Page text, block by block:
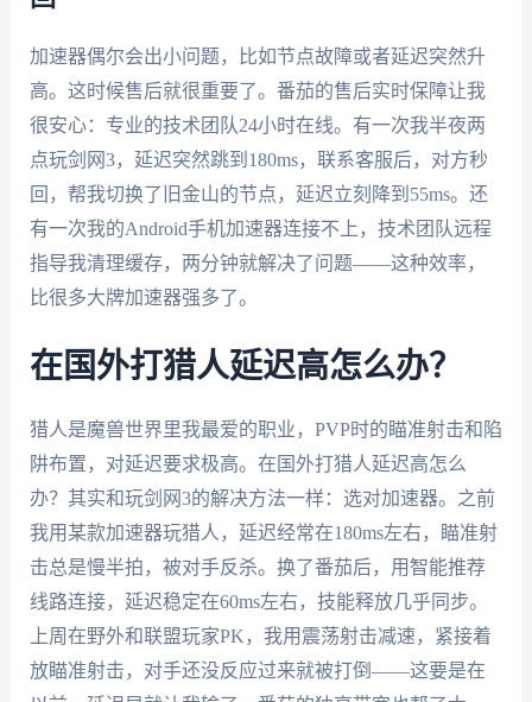
加速器偶尔会出小问题，比如节点故障或者延迟突然升
高。这时候售后就很重要了。番茄的售后实时保障让我
很安心：专业的技术团队24小时在线。有一次我半夜两
点玩剑网3，延迟突然跳到180ms，联系客服后，对方秒
回，帮我切换了旧金山的节点，延迟立刻降到55ms。还
有一次我的Android手机加速器连接不上，技术团队远程
指导我清理缓存，两分钟就解决了问题——这种效率，
比很多大牌加速器强多了。
在国外打猎人延迟高怎么办？
猎人是魔兽世界里我最爱的职业，PVP时的瞄准射击和陷
阱布置，对延迟要求极高。在国外打猎人延迟高怎么
办？其实和玩剑网3的解决方法一样：选对加速器。之前
我用某款加速器玩猎人，延迟经常在180ms左右，瞄准射
击总是慢半拍，被对手反杀。换了番茄后，用智能推荐
线路连接，延迟稳定在60ms左右，技能释放几乎同步。
上周在野外和联盟玩家PK，我用震荡射击减速，紧接着
放瞄准射击，对手还没反应过来就被打倒——这要是在